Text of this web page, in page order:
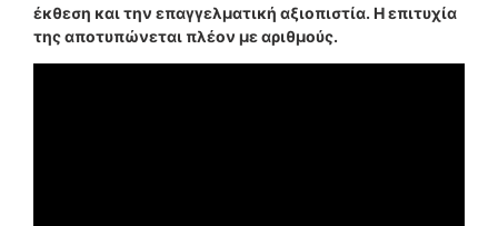
έκθεση και την επαγγελματική αξιοπιστία. Η επιτυχία
της αποτυπώνεται πλέον με αριθμούς.